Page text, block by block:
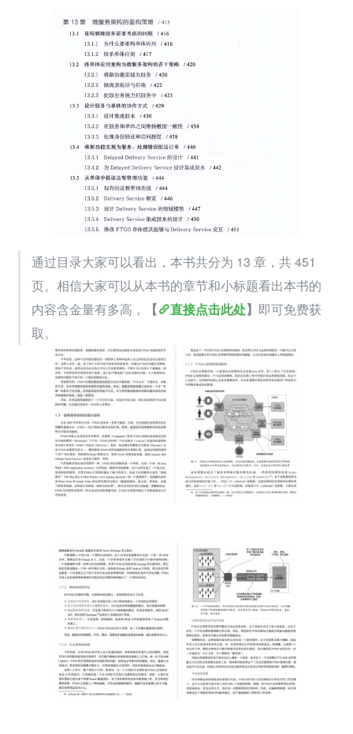
通过目录大家可以看出，本书共分为 13 章，共 451
页。相信大家可以从本书的章节和小标题看出本书的
内容含金量有多高，
【 直接点击此处】 即可免费获
取。